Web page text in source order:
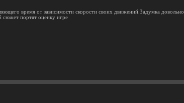
время от зависимости скорости своих движений.Задумка довольно
сюжет портят оценку игре